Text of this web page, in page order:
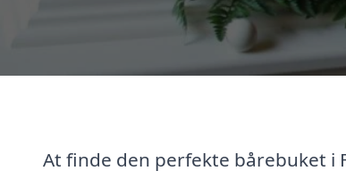
At finde den perfekte bårebuket i